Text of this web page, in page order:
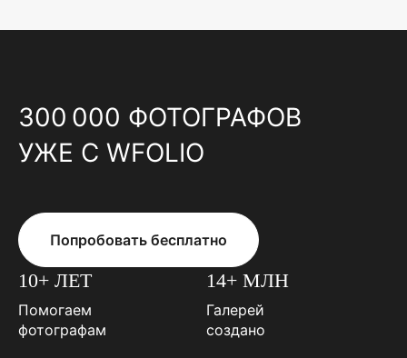
300 000 ФОТОГРАФОВ
УЖЕ С WFOLIO
Попробовать бесплатно
10+ ЛЕТ
Помогаем
фотографам
14+ МЛН
Галерей
создано